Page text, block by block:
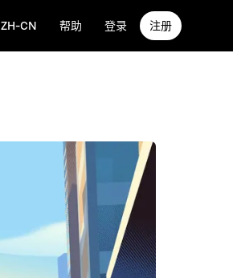
ZH-CN 帮助 登录 注册